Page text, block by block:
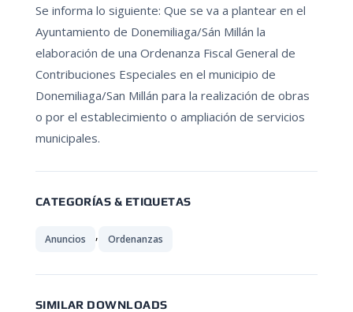
Se informa lo siguiente: Que se va a plantear en el
Ayuntamiento de Donemiliaga/Sán Millán la
elaboración de una Ordenanza Fiscal General de
Contribuciones Especiales en el municipio de
Donemiliaga/San Millán para la realización de obras
o por el establecimiento o ampliación de servicios
municipales.
CATEGORÍAS & ETIQUETAS
Anuncios , Ordenanzas
SIMILAR DOWNLOADS